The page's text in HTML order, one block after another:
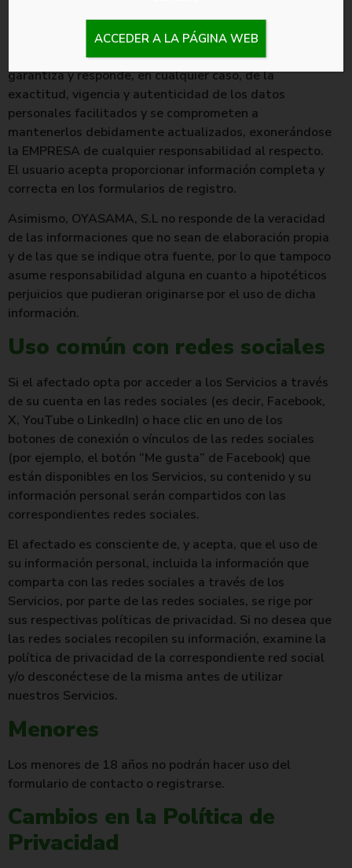
han sido facilitados por el propio interesado.
El interesado que envía la información a OYASAMA, S.L
garantiza y responde, en cualquier caso, de la
exactitud, vigencia y autenticidad de los datos
personales facilitados y se comprometen a
mantenerlos debidamente actualizados, exonerándose
la EMPRESA de cualquier responsabilidad al respecto.
El usuario acepta proporcionar información completa y
correcta en los formularios de registro.
Asimismo, OYASAMA, S.L no responde de la veracidad
de las informaciones que no sean de elaboración propia
y de las que se indique otra fuente, por lo que tampoco
asume responsabilidad alguna en cuanto a hipotéticos
perjuicios que pudieran originarse por el uso de dicha
información.
Uso común con redes sociales
Si el afectado opta por acceder a los Servicios a través
de su cuenta en las redes sociales (es decir, Facebook,
X, YouTube o LinkedIn) o hace clic en uno de los
botones de conexión o vínculos de las redes sociales
(por ejemplo, el botón “Me gusta” de Facebook) que
están disponibles en los Servicios, su contenido y su
información personal serán compartidos con las
correspondientes redes sociales.
El afectado es consciente de, y acepta, que el uso de
su información personal, incluida la información que
comparta con las redes sociales a través de los
Servicios, por parte de las redes sociales, se rige por
sus respectivas políticas de privacidad. Si no desea que
las redes sociales recopilen su información, examine la
política de privacidad de la correspondiente red social
y/o desconéctese de la misma antes de utilizar
nuestros Servicios.
Menores
Los menores de 18 años no podrán hacer uso del
formulario de contacto o registrarse.
Cambios en la Política de
Privacidad
ACCEDER A LA PÁGINA WEB